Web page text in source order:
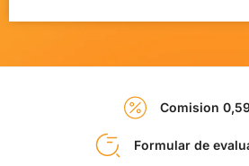
Comision
Formular de